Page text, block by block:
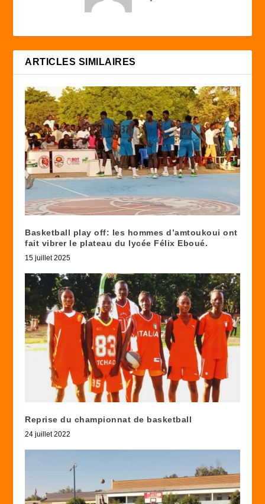
ARTICLES SIMILAIRES
Basketball play off: les hommes d’amtoukoui ont
fait vibrer le plateau du lycée Félix Eboué.
15 juillet 2025
Reprise du championnat de basketball
24 juillet 2022